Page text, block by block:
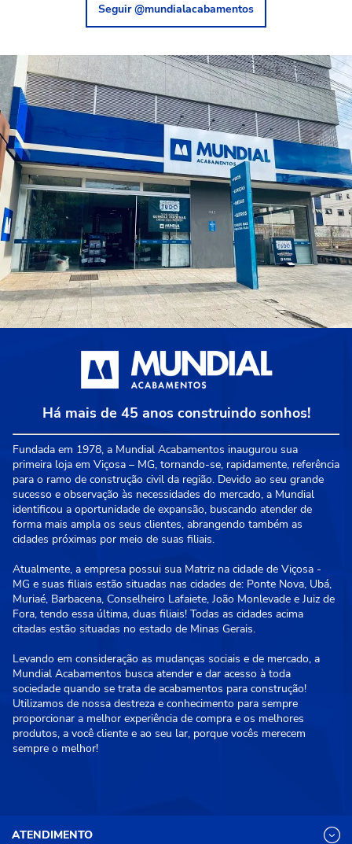
Seguir @mundialacabamentos
Há mais de 45 anos construindo sonhos!
Fundada em 1978, a Mundial Acabamentos inaugurou sua
primeira loja em Viçosa – MG, tornando-se, rapidamente, referência
para o ramo de construção civil da região. Devido ao seu grande
sucesso e observação às necessidades do mercado, a Mundial
identificou a oportunidade de expansão, buscando atender de
forma mais ampla os seus clientes, abrangendo também as
cidades próximas por meio de suas filiais.
Atualmente, a empresa possui sua Matriz na cidade de Viçosa -
MG e suas filiais estão situadas nas cidades de: Ponte Nova, Ubá,
Muriaé, Barbacena, Conselheiro Lafaiete, João Monlevade e Juiz de
Fora, tendo essa última, duas filiais! Todas as cidades acima
citadas estão situadas no estado de Minas Gerais.
Levando em consideração as mudanças sociais e de mercado, a
Mundial Acabamentos busca atender e dar acesso à toda
sociedade quando se trata de acabamentos para construção!
Utilizamos de nossa destreza e conhecimento para sempre
proporcionar a melhor experiência de compra e os melhores
produtos, a você cliente e ao seu lar, porque vocês merecem
sempre o melhor!
ATENDIMENTO